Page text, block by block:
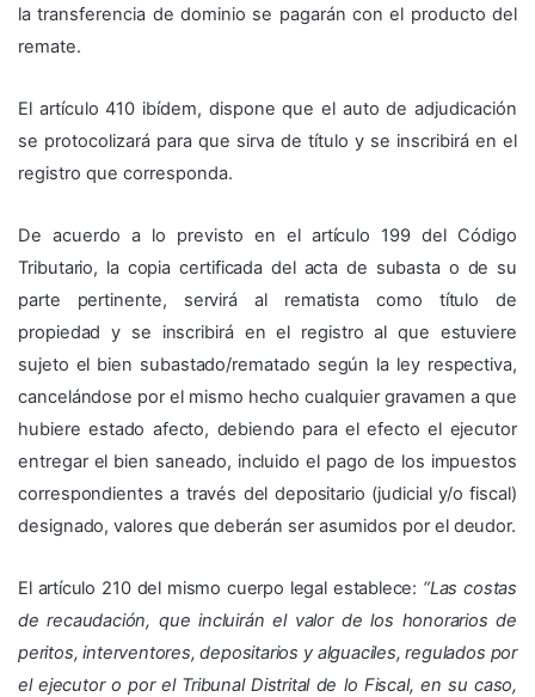
la transferencia de dominio se pagarán con el producto del
remate.
El artículo 410 ibídem, dispone que el auto de adjudicación
se protocolizará para que sirva de título y se inscribirá en el
registro que corresponda.
De acuerdo a lo previsto en el artículo 199 del Código
Tributario, la copia certificada del acta de subasta o de su
parte pertinente, servirá al rematista como título de
propiedad y se inscribirá en el registro al que estuviere
sujeto el bien subastado/rematado según la ley respectiva,
cancelándose por el mismo hecho cualquier gravamen a que
hubiere estado afecto, debiendo para el efecto el ejecutor
entregar el bien saneado, incluido el pago de los impuestos
correspondientes a través del depositario (judicial y/o fiscal)
designado, valores que deberán ser asumidos por el deudor.
El artículo 210 del mismo cuerpo legal establece: “Las costas
de recaudación, que incluirán el valor de los honorarios de
peritos, interventores, depositarios y alguaciles, regulados por
el ejecutor o por el Tribunal Distrital de lo Fiscal, en su caso,